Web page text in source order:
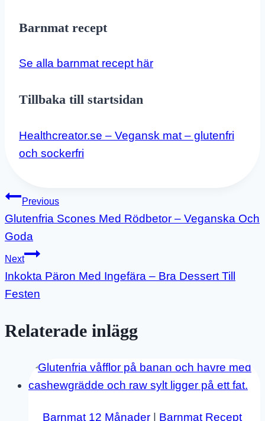
Barnmat recept
Se alla barnmat recept här
Tillbaka till startsidan
Healthcreator.se – Vegansk mat – glutenfri
och sockerfri
Inläggsnavigering
Previous
Glutenfria Scones Med Rödbetor – Veganska Och
Goda
Next
Inkokta Päron Med Ingefära – Bra Dessert Till
Festen
Relaterade inlägg
Barnmat 12 Månader Barnmat Recept